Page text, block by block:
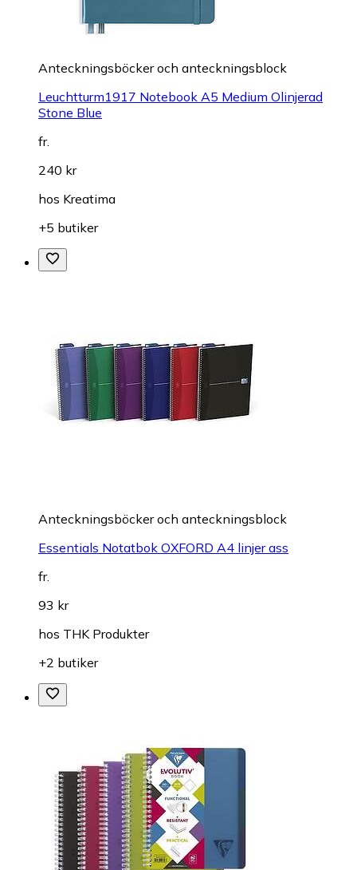
Anteckningsböcker och anteckningsblock
Leuchtturm1917 Notebook A5 Medium Olinjerad
Stone Blue
fr.
240 kr
hos Kreatima
+5 butiker
Anteckningsböcker och anteckningsblock
Essentials Notatbok OXFORD A4 linjer ass
fr.
93 kr
hos THK Produkter
+2 butiker